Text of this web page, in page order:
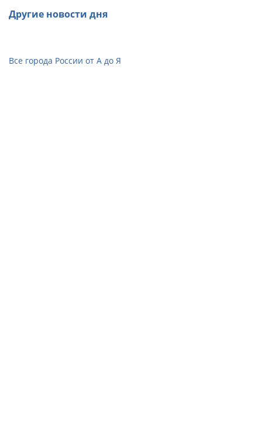
Другие новости дня
Все города России от А до Я